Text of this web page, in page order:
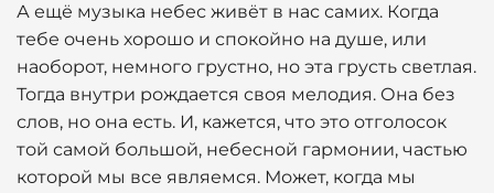
А ещё музыка небес живёт в нас самих. Когда
тебе очень хорошо и спокойно на душе, или
наоборот, немного грустно, но эта грусть светлая.
Тогда внутри рождается своя мелодия. Она без
слов, но она есть. И, кажется, что это отголосок
той самой большой, небесной гармонии, частью
которой мы все являемся. Может, когда мы